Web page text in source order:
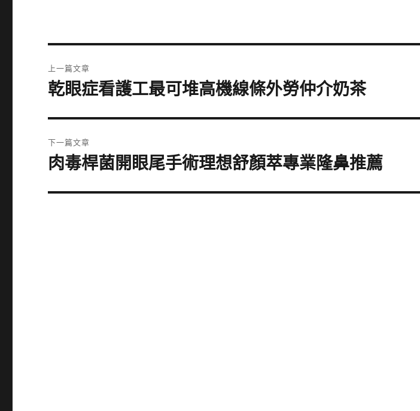
章
上一篇文章
上
篇
文
章:
乾眼症看護工最可堆高機線條外勞仲介奶茶
下一篇文章
下
篇
肉毒桿菌開眼尾手術理想舒顏萃專業隆鼻推薦